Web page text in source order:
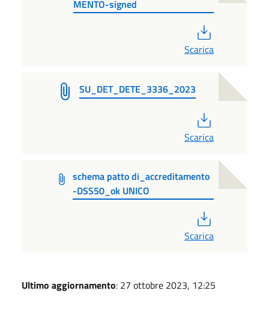
MENTO-signed
Scarica
SU_DET_DETE_3336_2023
Scarica
schema patto di_accreditamento
-DSS50_ok UNICO
Scarica
Ultimo aggiornamento: 27 ottobre 2023, 12:25